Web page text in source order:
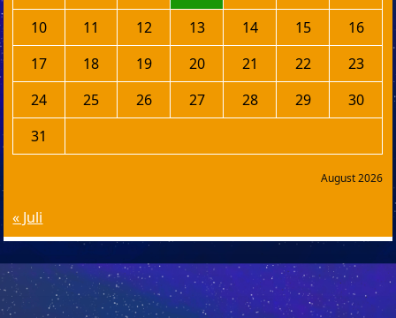
August 2026
10
11 12 13 14 15
16
17
18 19 20 21 22
23
24
25 26 27 28 29
30
31
« Juli